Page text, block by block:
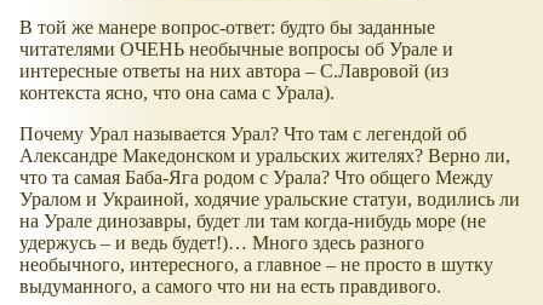
В той же манере вопрос-ответ: будто бы заданные
читателями ОЧЕНЬ необычные вопросы об Урале и
интересные ответы на них автора – С.Лавровой (из
контекста ясно, что она сама с Урала).
Почему Урал называется Урал? Что там с легендой об
Александре Македонском и уральских жителях? Верно ли,
что та самая Баба-Яга родом с Урала? Что общего Между
Уралом и Украиной, ходячие уральские статуи, водились ли
на Урале динозавры, будет ли там когда-нибудь море (не
удержусь – и ведь будет!)… Много здесь разного
необычного, интересного, а главное – не просто в шутку
выдуманного, а самого что ни на есть правдивого.